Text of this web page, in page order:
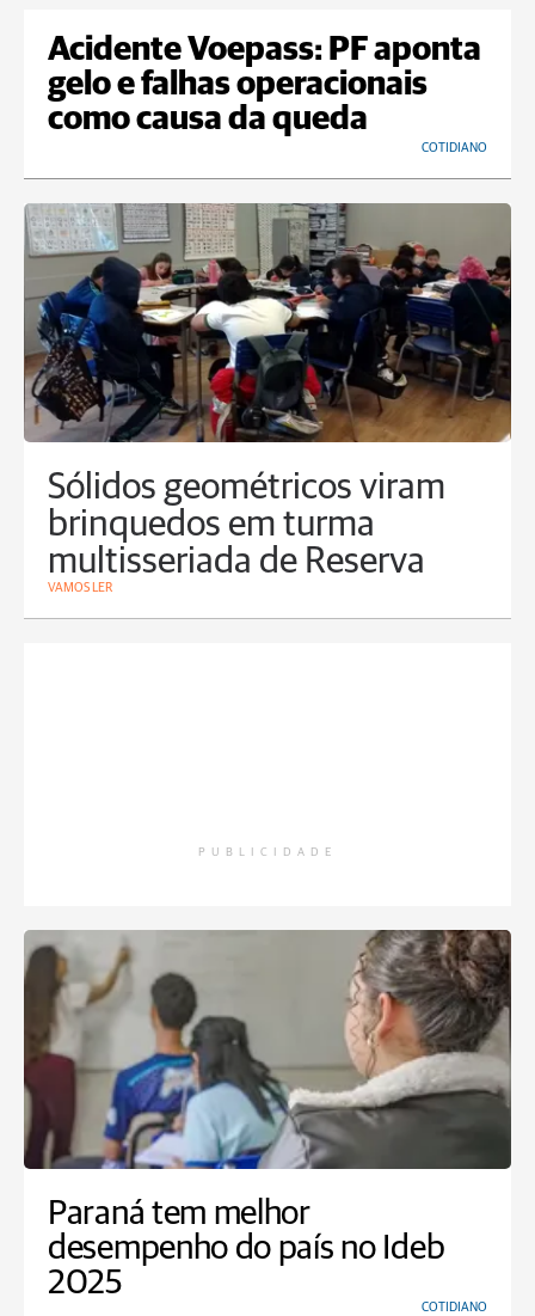
Acidente Voepass: PF aponta
gelo e falhas operacionais
como causa da queda
COTIDIANO
Sólidos geométricos viram
brinquedos em turma
multisseriada de Reserva
VAMOS LER
PUBLICIDADE
Paraná tem melhor
desempenho do país no Ideb
2025
COTIDIANO